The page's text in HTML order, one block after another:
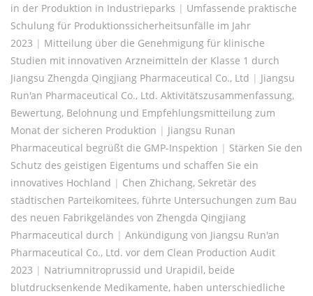
in der Produktion in Industrieparks | Umfassende praktische
Schulung für Produktionssicherheitsunfälle im Jahr
2023 | Mitteilung über die Genehmigung für klinische
Studien mit innovativen Arzneimitteln der Klasse 1 durch
Jiangsu Zhengda Qingjiang Pharmaceutical Co., Ltd | Jiangsu
Run'an Pharmaceutical Co., Ltd. Aktivitätszusammenfassung,
Bewertung, Belohnung und Empfehlungsmitteilung zum
Monat der sicheren Produktion | Jiangsu Runan
Pharmaceutical begrüßt die GMP-Inspektion | Stärken Sie den
Schutz des geistigen Eigentums und schaffen Sie ein
innovatives Hochland | Chen Zhichang, Sekretär des
städtischen Parteikomitees, führte Untersuchungen zum Bau
des neuen Fabrikgeländes von Zhengda Qingjiang
Pharmaceutical durch | Ankündigung von Jiangsu Run'an
Pharmaceutical Co., Ltd. vor dem Clean Production Audit
2023 | Natriumnitroprussid und Urapidil, beide
blutdrucksenkende Medikamente, haben unterschiedliche